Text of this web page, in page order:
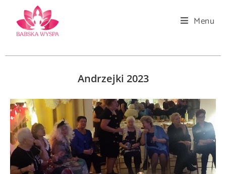
Menu
Andrzejki 2023